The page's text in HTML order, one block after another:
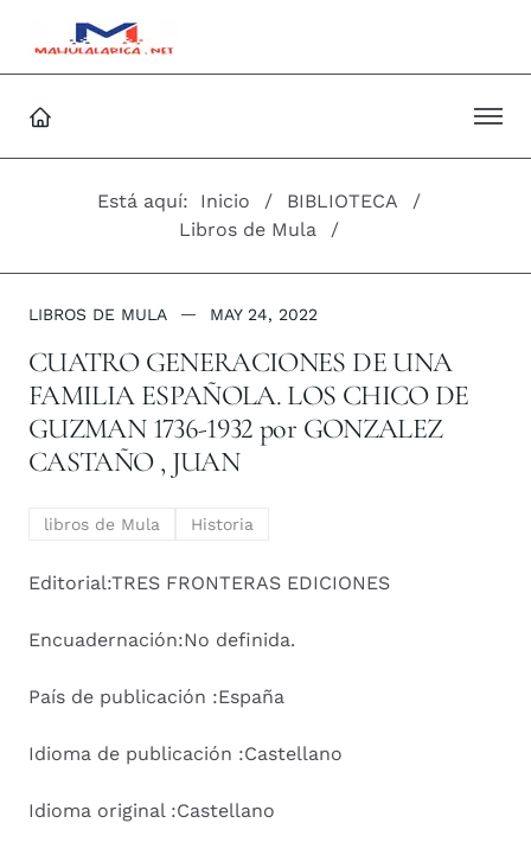
Está aquí: Inicio
BIBLIOTECA
Libros de Mula
LIBROS DE MULA MAY 24, 2022
CUATRO GENERACIONES DE UNA
FAMILIA ESPAÑOLA. LOS CHICO DE
GUZMAN 1736-1932 por GONZALEZ
CASTAÑO , JUAN
libros de Mula Historia
Editorial:TRES FRONTERAS EDICIONES
Encuadernación:No definida.
País de publicación :España
Idioma de publicación :Castellano
Idioma original :Castellano